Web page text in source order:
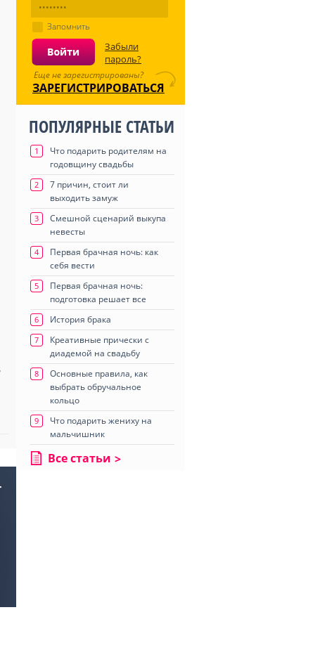
Запомнить
Забыли
пароль?
Еще не зарегистрированы?
ЗАРЕГИСТРИРОВАТЬСЯ
ПОПУЛЯРНЫЕ СТАТЬИ
1
Что подарить родителям на
годовщину свадьбы
2
7 причин, стоит ли
выходить замуж
3
Смешной сценарий выкупа
невесты
4
Первая брачная ночь: как
себя вести
5
Первая брачная ночь:
подготовка решает все
6 История брака
7
Креативные прически с
диадемой на свадьбу
8
Основные правила, как
выбрать обручальное
кольцо
9
Что подарить жениху на
мальчишник
Все статьи